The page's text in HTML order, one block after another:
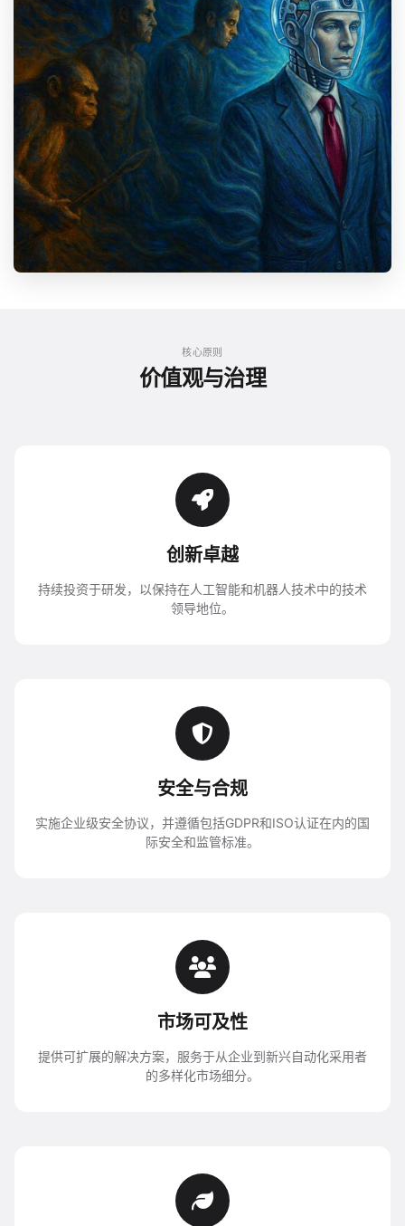
核心原则
价值观与治理
创新卓越
持续投资于研发，以保持在人工智能和机器人技术中的技术
领导地位。
安全与合规
实施企业级安全协议，并遵循包括GDPR和ISO认证在内的国
际安全和监管标准。
市场可及性
提供可扩展的解决方案，服务于从企业到新兴自动化采用者
的多样化市场细分。